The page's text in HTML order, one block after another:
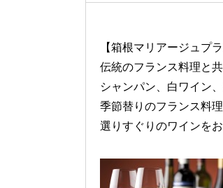
【箱根マリアージュプ
伝統のフランス料理と共
シャンパン、白ワイン
季節替りのフランス料
選りすぐりのワインを